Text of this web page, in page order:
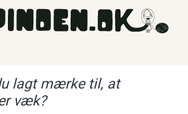
lagt mærke til, at
væk?